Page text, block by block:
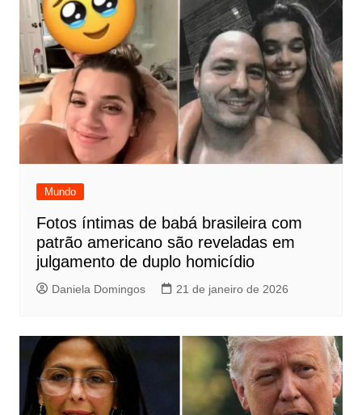
Mundo
Fotos íntimas de babá brasileira com
patrão americano são reveladas em
julgamento de duplo homicídio
Daniela Domingos 21 de janeiro de 2026